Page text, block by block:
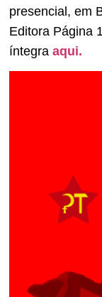
presencial, em
Editora Página
íntegra aqui.